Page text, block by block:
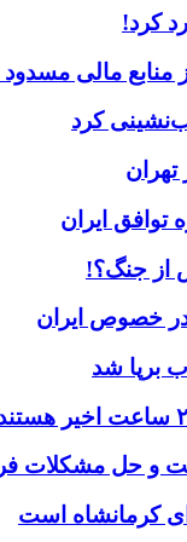
کرد!
منابع مالی
توافق ایران
از جنگ؟!
خصوص ایران
برپا شد
و حل مشکلات
کرمانشاه است